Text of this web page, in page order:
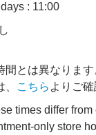
: 11:00
とは異なります
こちら よりご確
times differ
only store